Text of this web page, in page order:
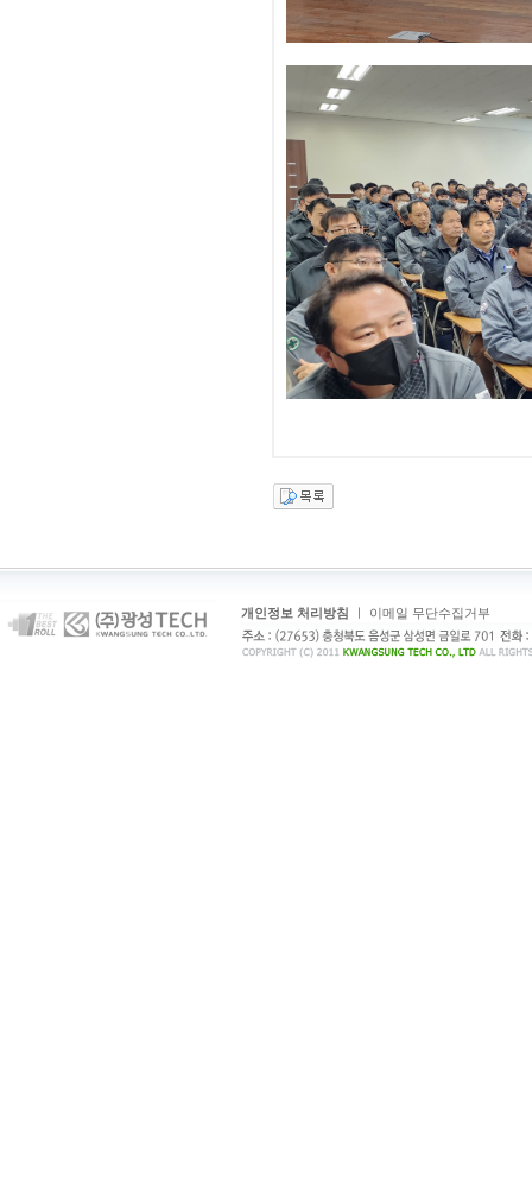
개인정보 처리방침 ㅣ 이메일 무단수집거부